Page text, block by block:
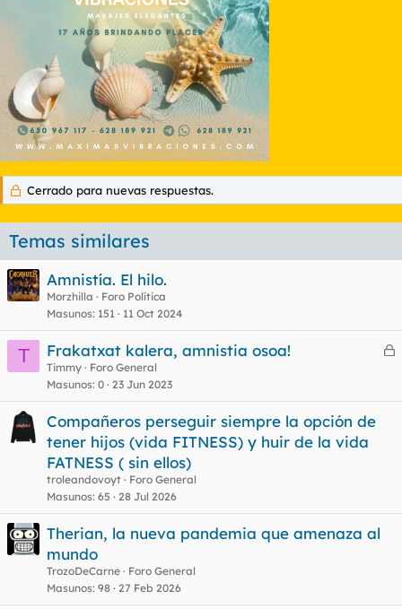
Cerrado para nuevas respuestas.
Temas similares
Amnistía. El hilo.
Morzhilla
Foro Política
Masunos 151 11 Oct 2024
T
C
r
Frakatxat kalera, amnistia osoa!
Timmy
Foro General
Masunos 0 23 Jun 2023
Compañeros perseguir siempre la opción de
tener hijos (vida FITNESS) y huir de la vida
FATNESS ( sin ellos)
troleandovoyt
Foro General
Masunos 65 28 Jul 2026
Therian, la nueva pandemia que amenaza al
mundo
TrozoDeCarne
Foro General
Masunos 98 27 Feb 2026